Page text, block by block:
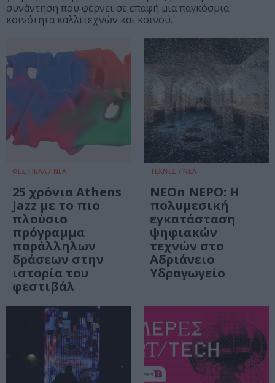
συνάντηση που φέρνει σε επαφή μια παγκόσμια
κοινότητα καλλιτεχνών και κοινού.
ΦΕΣΤΙΒΑΛ / ΝΕΑ
25 χρόνια Athens
Jazz με το πιο
πλούσιο
πρόγραμμα
παράλληλων
δράσεων στην
ιστορία του
φεστιβάλ
ΤΕΧΝΕΣ / ΝΕΑ
ΝΕΟn ΝΕΡΟ: Η
πολυμεσική
εγκατάσταση
ψηφιακών
τεχνών στο
Αδριάνειο
Υδραγωγείο